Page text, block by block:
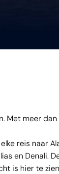
Met meer
reis naar
en Denali.
is hier te